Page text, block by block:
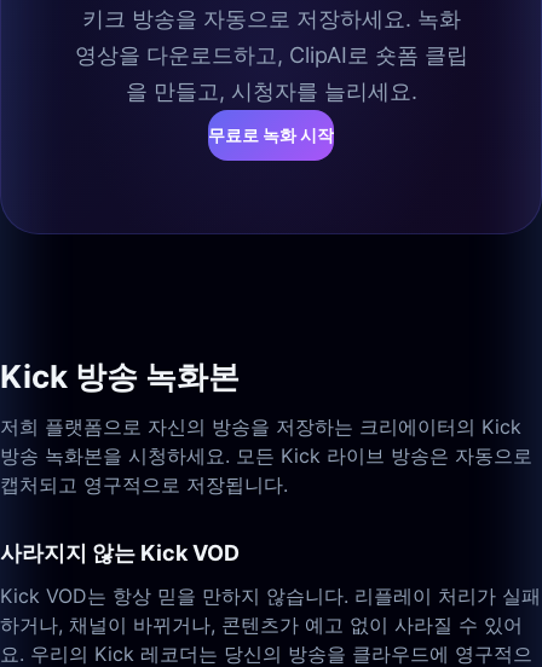
키크 방송을 자동으로 저장하세요. 녹화
영상을 다운로드하고, ClipAI로 숏폼 클립
을 만들고, 시청자를 늘리세요.
무료로 녹화 시작
Kick 방송 녹화본
저희 플랫폼으로 자신의 방송을 저장하는 크리에이터의 Kick
방송 녹화본을 시청하세요. 모든 Kick 라이브 방송은 자동으로
캡처되고 영구적으로 저장됩니다.
사라지지 않는 Kick VOD
Kick VOD는 항상 믿을 만하지 않습니다. 리플레이 처리가 실패
하거나, 채널이 바뀌거나, 콘텐츠가 예고 없이 사라질 수 있어
요. 우리의 Kick 레코더는 당신의 방송을 클라우드에 영구적으